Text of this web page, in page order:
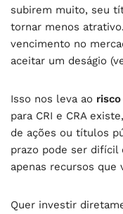
subirem muito, seu
tornar menos
vencimento no
aceitar um deságio
Isso nos leva ao
para CRI e CRA
de ações ou títulos
prazo pode ser difícil
apenas recursos que
Quer investir